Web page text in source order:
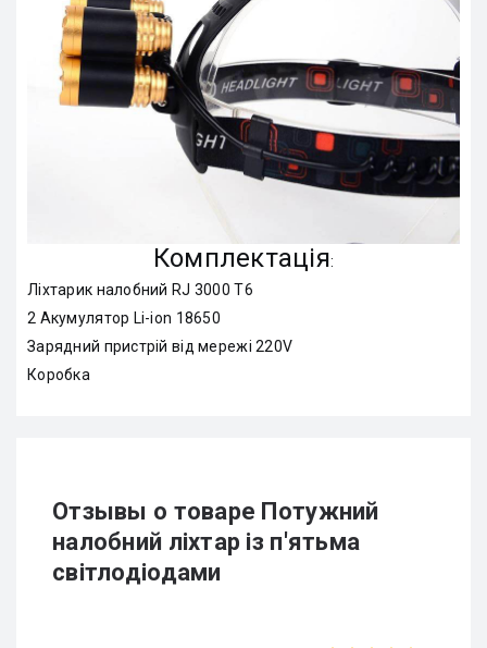
Комплектація:
Ліхтарик налобний RJ 3000 T6
2 Акумулятор Li-ion 18650
Зарядний пристрій від мережі 220V
Коробка
Отзывы о товаре Потужний
налобний ліхтар із п'ятьма
світлодіодами